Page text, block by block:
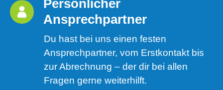
Persönlicher
Ansprechpartner
Du hast bei uns einen festen
Ansprechpartner, vom Erstkontakt bis
zur Abrechnung – der dir bei allen
Fragen gerne weiterhilft.